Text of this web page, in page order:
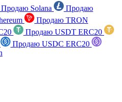
Продаю Solana
Продаю
Продаю TRON
Продаю USDT ERC20
Продаю USDC ERC20